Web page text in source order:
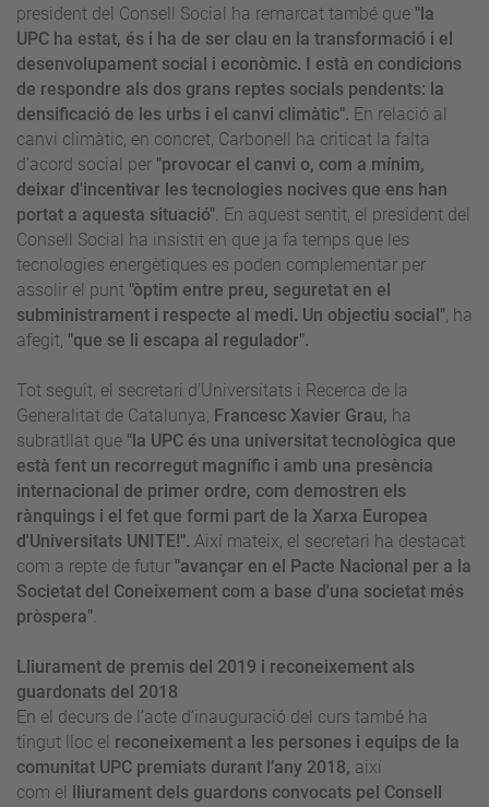
president del Consell Social ha remarcat també que "la
UPC ha estat, és i ha de ser clau en la transformació i el
desenvolupament social i econòmic. I està en condicions
de respondre als dos grans reptes socials pendents: la
densificació de les urbs i el canvi climàtic". En relació al
canvi climàtic, en concret, Carbonell ha criticat la falta
d'acord social per "provocar el canvi o, com a mínim,
deixar d'incentivar les tecnologies nocives que ens han
portat a aquesta situació" . En aquest sentit, el president del
Consell Social ha insistit en que ja fa temps que les
tecnologies energètiques es poden complementar per
assolir el punt "òptim entre preu, seguretat en el
subministrament i respecte al medi. Un objectiu social" ha
afegit, "que se li escapa al regulador".
Tot seguit, el secretari d'Universitats i Recerca de la
Generalitat de Catalunya, Francesc Xavier Grau, ha
subratllat que "la UPC és una universitat tecnològica que
està fent un recorregut magnífic i amb una presència
internacional de primer ordre, com demostren els
rànquings i el fet que formi part de la Xarxa Europea
d'Universitats UNITE!". Així mateix, el secretari ha destacat
com a repte de futur "avançar en el Pacte Nacional per a la
Societat del Coneixement com a base d'una societat més
pròspera"
Lliurament de premis del 2019 i reconeixement als
guardonats del 2018
En el decurs de l’acte d’inauguració del curs també ha
tingut lloc el reconeixement a les persones i equips de la
comunitat UPC premiats durant l’any 2018, així
com el lliurament dels guardons convocats pel Consell